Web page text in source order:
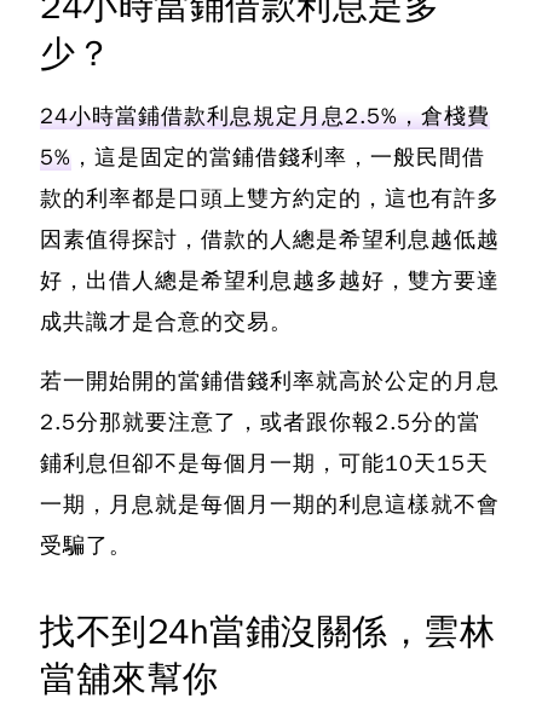
少？
24小時當鋪借款利息規定月息2.5%，倉棧費
5% ，這是固定的當鋪借錢利率，一般民間借
款的利率都是口頭上雙方約定的，這也有許多
因素值得探討，借款的人總是希望利息越低越
好，出借人總是希望利息越多越好，雙方要達
成共識才是合意的交易。
若一開始開的當鋪借錢利率就高於公定的月息
2.5分那就要注意了，或者跟你報2.5分的當
鋪利息但卻不是每個月一期，可能10天15天
一期，月息就是每個月一期的利息這樣就不會
受騙了。
找不到24h當鋪沒關係，雲林
當舖來幫你